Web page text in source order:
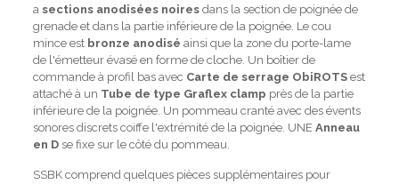
a sections anodisées noiresdans la section de poignée de
grenade et dans la partie inférieure de la poignée. Le cou
mince est bronze anodisé ainsi que la zone du porte-lame
de l'émetteur évasé en forme de cloche. Un boîtier de
commande à profil bas avec Carte de serrage ObiROTSest
attaché à un Tube de type Graflex clamp près de la partie
inférieure de la poignée. Un pommeau cranté avec des évents
sonores discrets coiffe l'extrémité de la poignée. UNE Anneau
en Dse fixe sur le côté du pommeau.
SSBK comprend quelques pièces supplémentaires pour